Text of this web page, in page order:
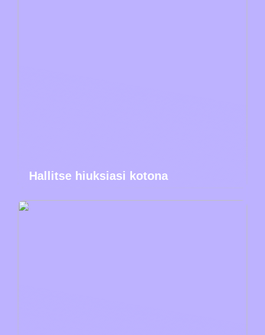
Hallitse hiuksiasi kotona